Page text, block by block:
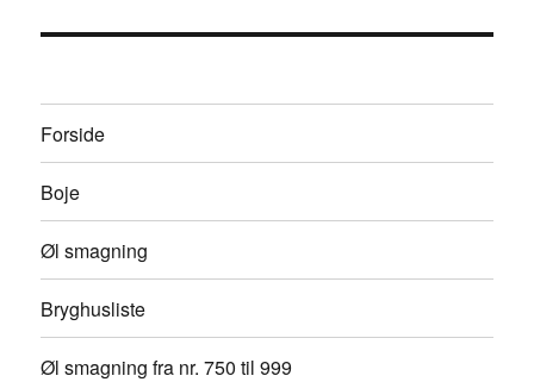
Forside
Boje
Øl smagning
Bryghusliste
Øl smagning fra nr. 750 til 999